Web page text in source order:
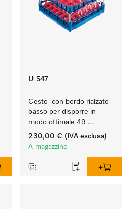
U 547
Cesto  con bordo rialzato
basso per disporre in
modo ottimale 49
bicchieri fino a 23 cm.
230,00 € (IVA esclusa)
A magazzino